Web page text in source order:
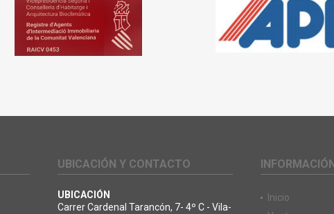
UBICACIÓN Y CONTACTO
UBICACIÓN
Carrer Cardenal Tarancón, 7- 4º C - Vila-
Inicio